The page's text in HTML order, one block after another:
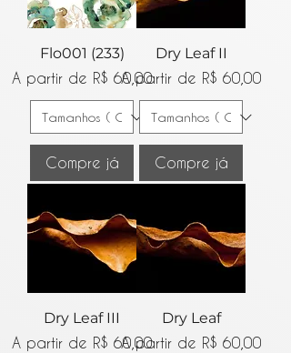
Flo001 (233)
A partir de R$ 60,00
Preço promocional
Compre já
Dry Leaf II
A partir de R$ 60,00
Preço promocional
Compre já
Dry Leaf III
A partir de R$ 60,00
Preço promocional
Dry Leaf
A partir de R$ 60,00
Preço promocional